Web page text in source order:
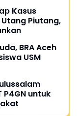
Kasus
Piutang,
BRA Aceh
USM
P4GN untuk